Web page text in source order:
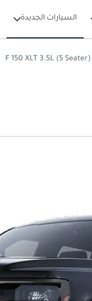
السيارات الجديدة